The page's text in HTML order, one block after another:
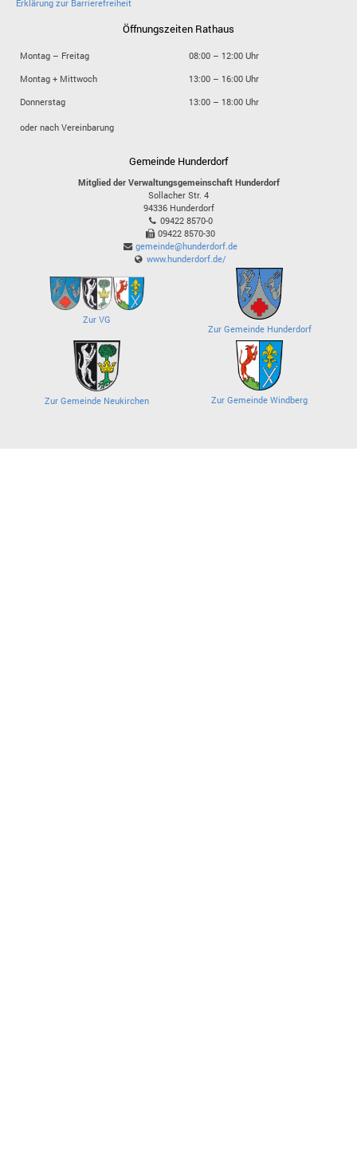
Erklärung zur Barrierefreiheit
Öffnungszeiten Rathaus
Montag – Freitag
08:00 – 12:00 Uhr
Montag + Mittwoch
13:00 – 16:00 Uhr
Donnerstag
13:00 – 18:00 Uhr
oder nach Vereinbarung
Gemeinde Hunderdorf
Mitglied der Verwaltungsgemeinschaft Hunderdorf
Sollacher Str. 4
94336 Hunderdorf
09422 8570-0
09422 8570-30
gemeinde@hunderdorf.de
www.hunderdorf.de/
Zur VG
Zur Gemeinde Hunderdorf
Zur Gemeinde Neukirchen Zur Gemeinde Windberg